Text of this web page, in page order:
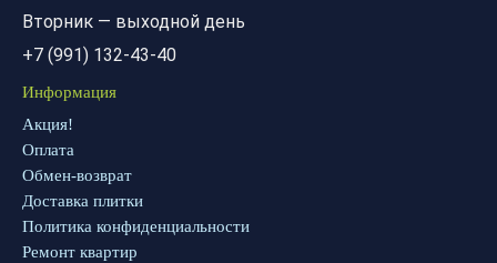
Вторник — выходной день
+7 (991) 132-43-40
Информация
Акция!
Оплата
Обмен-возврат
Доставка плитки
Политика конфиденциальности
Ремонт квартир